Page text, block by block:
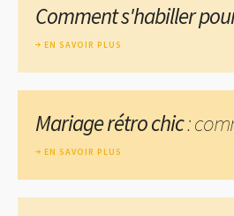
Comment s'habiller
EN SAVOIR PLUS
Mariage rétro chic:
EN SAVOIR PLUS